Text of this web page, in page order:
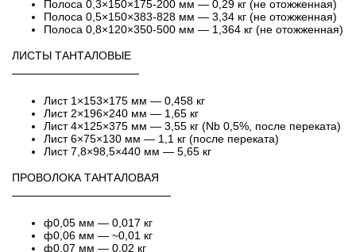
Полоса 0,3×150×175-200 мм — 0,29 кг (не отожженная)
Полоса 0,5×150×383-828 мм — 3,34 кг (не отожженная)
Полоса 0,8×120×350-500 мм — 1,364 кг (не отожженная)
ЛИСТЫ ТАНТАЛОВЫЕ
────────────────
Лист 1×153×175 мм — 0,458 кг
Лист 2×196×240 мм — 1,65 кг
Лист 4×125×375 мм — 3,55 кг (Nb 0,5%, после переката)
Лист 6×75×130 мм — 1,1 кг (после переката)
Лист 7,8×98,5×440 мм — 5,65 кг
ПРОВОЛОКА ТАНТАЛОВАЯ
────────────────────
ф0,05 мм — 0,017 кг
ф0,06 мм — ~0,01 кг
ф0,07 мм — 0,02 кг